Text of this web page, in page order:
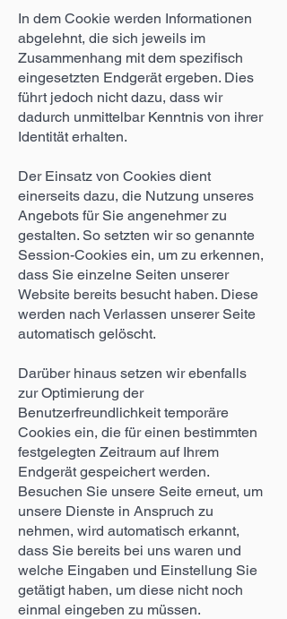
In dem Cookie werden Informationen
abgelehnt, die sich jeweils im
Zusammenhang mit dem spezifisch
eingesetzten Endgerät ergeben. Dies
führt jedoch nicht dazu, dass wir
dadurch unmittelbar Kenntnis von ihrer
Identität erhalten.
Der Einsatz von Cookies dient
einerseits dazu, die Nutzung unseres
Angebots für Sie angenehmer zu
gestalten. So setzten wir so genannte
Session-Cookies ein, um zu erkennen,
dass Sie einzelne Seiten unserer
Website bereits besucht haben. Diese
werden nach Verlassen unserer Seite
automatisch gelöscht.
Darüber hinaus setzen wir ebenfalls
zur Optimierung der
Benutzerfreundlichkeit temporäre
Cookies ein, die für einen bestimmten
festgelegten Zeitraum auf Ihrem
Endgerät gespeichert werden.
Besuchen Sie unsere Seite erneut, um
unsere Dienste in Anspruch zu
nehmen, wird automatisch erkannt,
dass Sie bereits bei uns waren und
welche Eingaben und Einstellung Sie
getätigt haben, um diese nicht noch
einmal eingeben zu müssen.